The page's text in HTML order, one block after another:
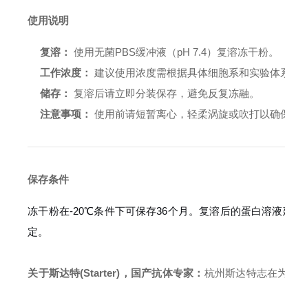
使用说明
复溶： 使用无菌PBS缓冲液（pH 7.4）复溶冻干粉。
工作浓度： 建议使用浓度需根据具体细胞系和实验体
储存： 复溶后请立即分装保存，避免反复冻融。
注意事项： 使用前请短暂离心，轻柔涡旋或吹打以确
保存条件
冻干粉在-20℃条件下可保存36个月。复溶后的蛋白溶
定。
关于斯达特(Starter)，国产抗体专家： 杭州斯达特志在